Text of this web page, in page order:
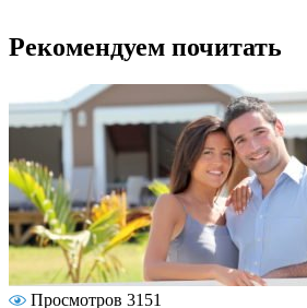
Рекомендуем почитать
Просмотров 3151